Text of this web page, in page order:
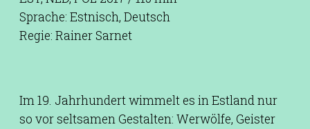
Sprache: Estnisch, Deutsch
Regie: Rainer Sarnet
Im 19. Jahrhundert wimmelt es in Estland nur
so vor seltsamen Gestalten: Werwölfe, Geister